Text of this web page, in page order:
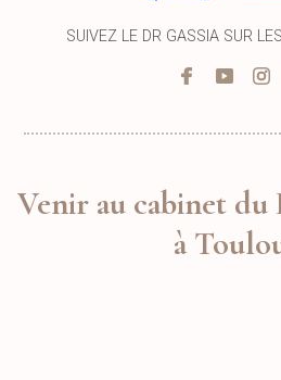
SUIVEZ LE DR GASSIA SUR
Venir au cabinet du
à